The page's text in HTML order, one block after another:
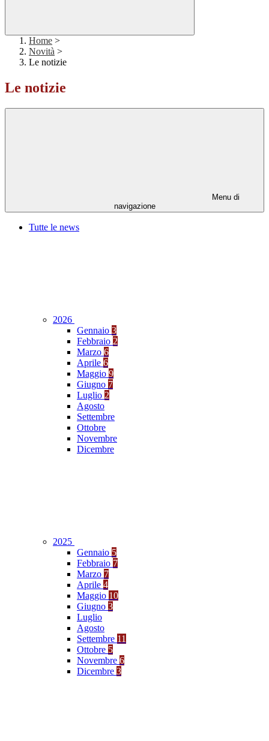
Home >
Novità >
Le notizie
Le notizie
Menu di
navigazione
Tutte le news
2026
Gennaio 3
Febbraio 2
Marzo 6
Aprile 6
Maggio 9
Giugno 7
Luglio 2
Agosto
Settembre
Ottobre
Novembre
Dicembre
2025
Gennaio 5
Febbraio 7
Marzo 7
Aprile 4
Maggio 10
Giugno 3
Luglio
Agosto
Settembre 11
Ottobre 5
Novembre 6
Dicembre 3